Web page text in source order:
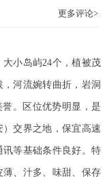
更多评论>
小岛屿24个，植被茂
河流婉转曲折，岩洞
。区位优势明显，是
交界之地，保宜高速
等基础条件良好。特
、汁多、味甜、保存